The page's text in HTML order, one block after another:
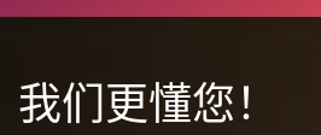
我们更懂您！